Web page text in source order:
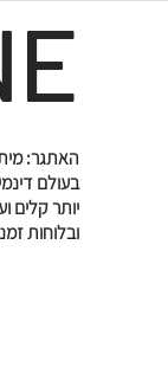
האתגר:
בעולם
יותר קלים
ובלוחות